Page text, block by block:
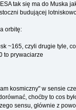
ESA tak się ma do Muska
budującej
orbitę:
~165, czyli drugie tyle,
to prywaciarze
kosmiczny" w sensie
choćby to cos
sensu, głównie z